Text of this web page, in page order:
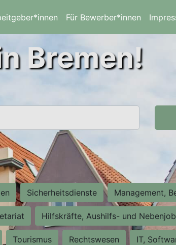
Für Bewerber*innen
Bremen!
Sicherheitsdienste Management,
Hilfskräfte, Aushilfs- und
Tourismus Rechtswesen IT,